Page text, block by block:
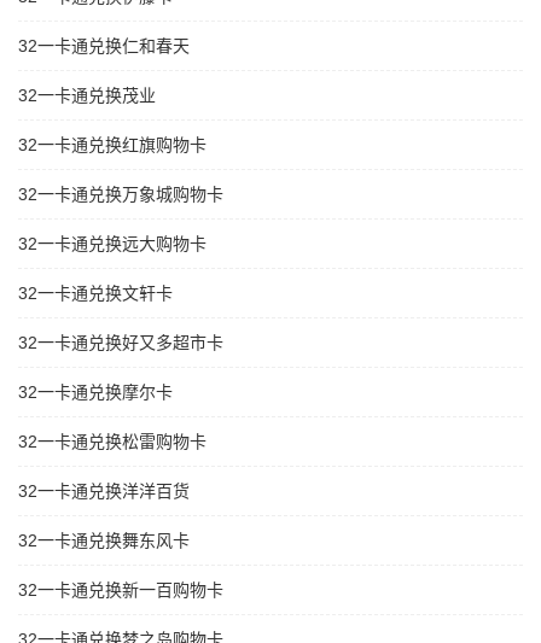
32一卡通兑换仁和春天
32一卡通兑换茂业
32一卡通兑换红旗购物卡
32一卡通兑换万象城购物卡
32一卡通兑换远大购物卡
32一卡通兑换文轩卡
32一卡通兑换好又多超市卡
32一卡通兑换摩尔卡
32一卡通兑换松雷购物卡
32一卡通兑换洋洋百货
32一卡通兑换舞东风卡
32一卡通兑换新一百购物卡